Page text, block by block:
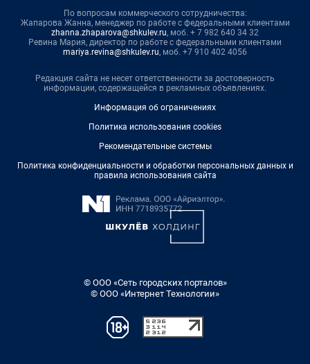
По вопросам коммерческого сотрудничества:
Жапарова Жанна, менеджер по работе с федеральными клиентами
zhanna.zhaparova@shkulev.ru, моб. + 7 982 640 34 32
Ревина Мария, директор по работе с федеральными клиентами
mariya.revina@shkulev.ru, моб. +7 910 402 4056
Редакция сайта не несет ответственности за достоверность
информации, содержащейся в рекламных объявлениях.
Информация об ограничениях
Политика использования cookies
Рекомендательные системы
Политика конфиденциальности и обработки персональных данных и
правила использования сайта
© ООО «Сеть городских порталов»
© ООО «Интернет Технологии»